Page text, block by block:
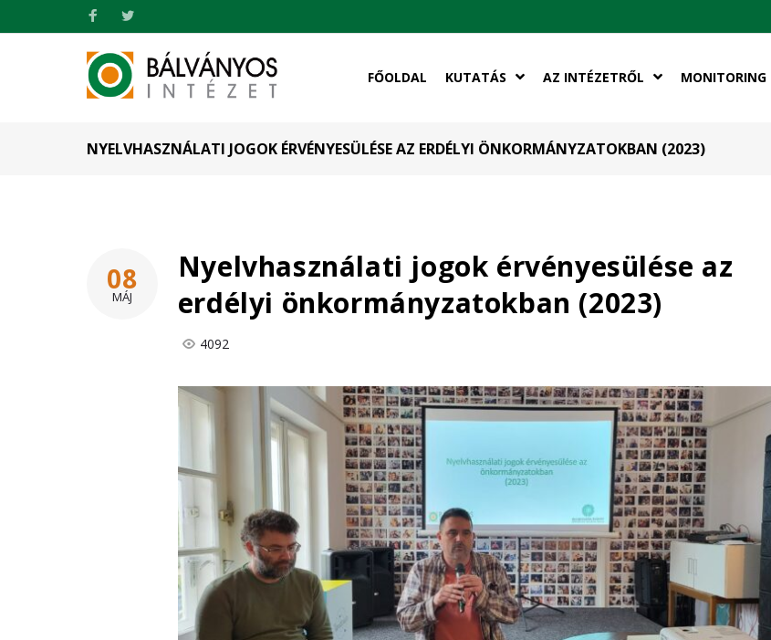
FŐOLDAL KUTATÁS AZ INTÉZETRŐL MONITORING
NYELVHASZNÁLATI JOGOK ÉRVÉNYESÜLÉSE AZ ERDÉLYI ÖNKORMÁNYZATOKBAN (2023)
08
MÁJ
Nyelvhasználati jogok érvényesülése az
erdélyi önkormányzatokban (2023)
4092